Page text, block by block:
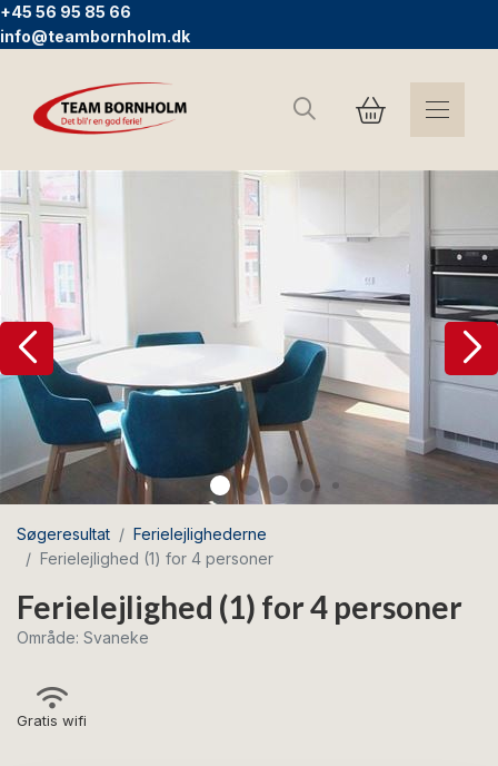
+45 56 95 85 66
info@teambornholm.dk
Søg
Søgeresultat
Ferielejlighederne
Ferielejlighed (1) for 4 personer
Ferielejlighed (1) for 4 personer
Område: Svaneke
Gratis wifi